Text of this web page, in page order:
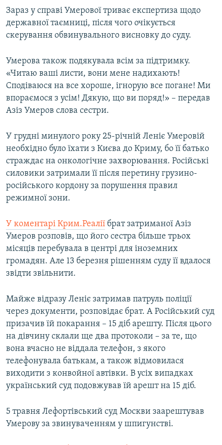
Зараз у справі Умерової триває експертиза щодо
державної таємниці, після чого очікується
скерування обвинувального висновку до суду.
Умерова також подякувала всім за підтримку.
«Читаю ваші листи, вони мене надихають!
Сподіваюся на все хороше, ігнорую все погане! Ми
впораємося з усім! Дякую, що ви поряд!» – передав
Азіз Умеров слова сестри.
У грудні минулого року 25-річній Леніє Умеровій
необхідно було їхати з Києва до Криму, бо її батько
страждає на онкологічне захворювання. Російські
силовики затримали її після перетину грузино-
російського кордону за порушення правил
режимної зони.
У коментарі Крим.Реалії брат затриманої Азіз
Умеров розповів, що його сестра більше трьох
місяців перебувала в центрі для іноземних
громадян. Але 13 березня рішенням суду її вдалося
звідти звільнити.
Майже відразу Леніє затримав патруль поліції
через документи, розповідає брат. А Російський суд
призачив їй покарання – 15 діб арешту. Після цього
на дівчину склали ще два протоколи – за те, що
вона вчасно не віддала телефон, з якого
телефонувала батькам, а також відмовилася
виходити з конвойної автівки. В усіх випадках
український суд подовжував їй арешт на 15 діб.
5 травня Лефортівський суд Москви заарештував
Умерову за звинуваченням у шпигунстві.